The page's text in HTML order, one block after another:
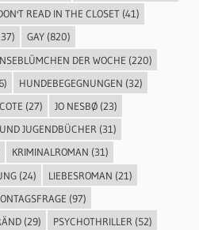
READ IN THE CLOSET(41)
GAY(820)
DER WOCHE (220)
HUNDEBEGEGNUNGEN (32)
(27) JO NESBØ(23)
JUGENDBÜCHER (31)
KRIMINALROMAN (31)
(24) LIEBESROMAN (21)
(97)
(29) PSYCHOTHRILLER (52)